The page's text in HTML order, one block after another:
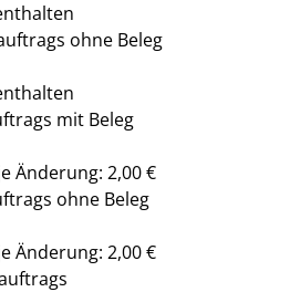
ohne Beleg
mit Beleg
Änderung: 2,00 €
ohne Beleg
Änderung: 2,00 €